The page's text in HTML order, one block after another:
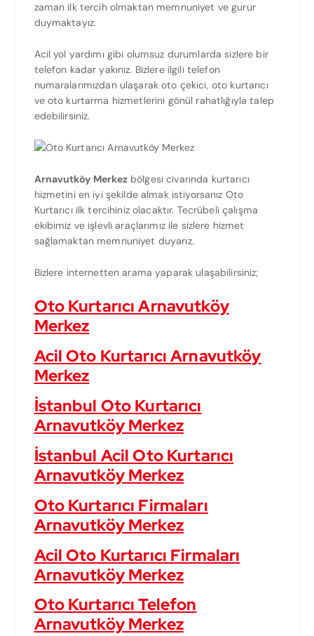
zaman ilk tercih olmaktan memnuniyet ve gurur
duymaktayız.
Acil yol yardımı gibi olumsuz durumlarda sizlere bir
telefon kadar yakınız. Bizlere ilgili telefon
numaralarımızdan ulaşarak oto çekici, oto kurtarıcı
ve oto kurtarma hizmetlerini gönül rahatlığıyla talep
edebilirsiniz.
Arnavutköy Merkezbölgesi civarında kurtarıcı
hizmetini en iyi şekilde almak istiyorsanız Oto
Kurtarıcı ilk tercihiniz olacaktır. Tecrübeli çalışma
ekibimiz ve işlevli araçlarımız ile sizlere hizmet
sağlamaktan memnuniyet duyarız.
Bizlere internetten arama yaparak ulaşabilirsiniz;
Oto Kurtarıcı Arnavutköy
Merkez
Acil Oto Kurtarıcı Arnavutköy
Merkez
İstanbul Oto Kurtarıcı
Arnavutköy Merkez
İstanbul Acil Oto Kurtarıcı
Arnavutköy Merkez
Oto Kurtarıcı Firmaları
Arnavutköy Merkez
Acil Oto Kurtarıcı Firmaları
Arnavutköy Merkez
Oto Kurtarıcı Telefon
Arnavutköy Merkez